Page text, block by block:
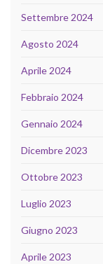
Settembre 2024
Agosto 2024
Aprile 2024
Febbraio 2024
Gennaio 2024
Dicembre 2023
Ottobre 2023
Luglio 2023
Giugno 2023
Aprile 2023